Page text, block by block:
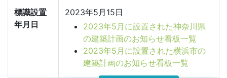
標識設置
年月日
2023年5月15日
2023年5月に設置された神奈川県
の建築計画のお知らせ看板一覧
2023年5月に設置された横浜市の
建築計画のお知らせ看板一覧